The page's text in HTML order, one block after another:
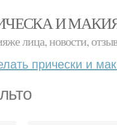
И
лица, новости,
прически и